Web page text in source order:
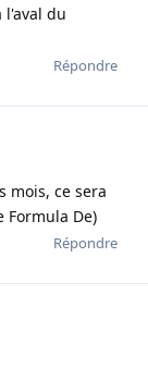
l'aval du
Répondre
mois, ce sera
Formula De)
Répondre